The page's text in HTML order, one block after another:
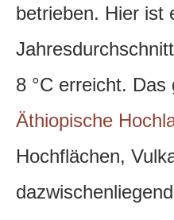
betrieben. Hier ist
8 °C erreicht. Das
Äthiopische
Hochflächen,